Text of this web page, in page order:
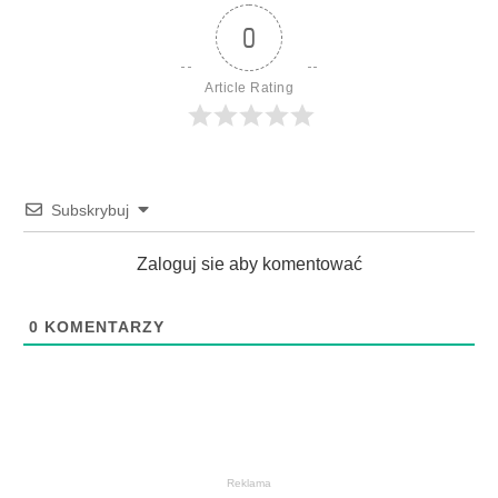
0
Article Rating
Subskrybuj
Zaloguj sie aby komentować
0 KOMENTARZY
Reklama